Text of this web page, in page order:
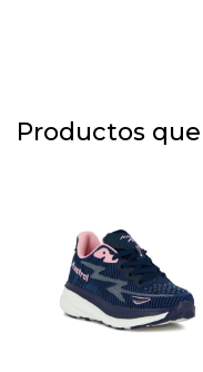
Productos